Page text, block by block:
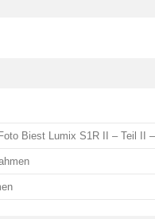
Biest Lumix S1R II – Teil II –